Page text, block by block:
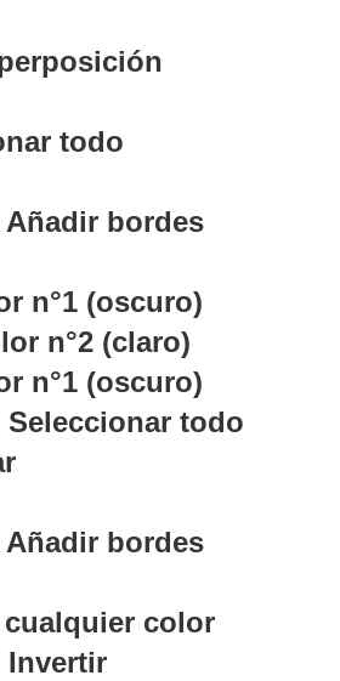
todo
Añadir bordes
n°1 (oscuro)
n°2 (claro)
n°1 (oscuro)
Seleccionar todo
Añadir bordes
color
Invertir